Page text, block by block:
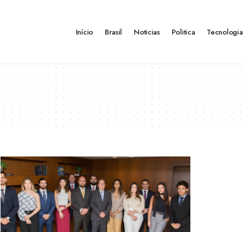
Início Brasil Noticias Politica Tecnologia